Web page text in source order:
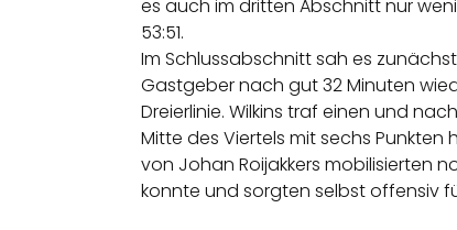
es auch im dritten Abschnitt nur
53:51.
Im Schlussabschnitt sah es
Gastgeber nach gut 32 Minuten
Dreierlinie. Wilkins traf einen und
Mitte des Viertels mit sechs Punkten
von Johan Roijakkers mobilisierten
konnte und sorgten selbst offensiv